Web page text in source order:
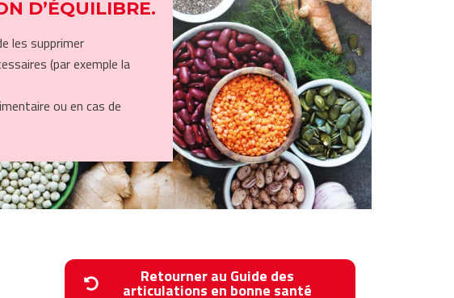
D’ÉQUILIBRE.
les supprimer
(par exemple la
ou en cas de
Retourner au Guide des
articulations en bonne santé